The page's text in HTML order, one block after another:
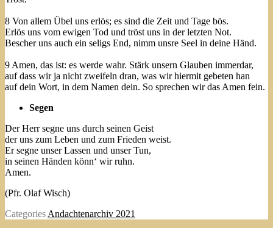
8 Von allem Übel uns erlös; es sind die Zeit und Tage bös.
Erlös uns vom ewigen Tod und tröst uns in der letzten Not.
Bescher uns auch ein seligs End, nimm unsre Seel in deine Händ.
9 Amen, das ist: es werde wahr. Stärk unsern Glauben immerdar,
auf dass wir ja nicht zweifeln dran, was wir hiermit gebeten han
auf dein Wort, in dem Namen dein. So sprechen wir das Amen fein.
Segen
Der Herr segne uns durch seinen Geist
der uns zum Leben und zum Frieden weist.
Er segne unser Lassen und unser Tun,
in seinen Händen könn‘ wir ruhn.
Amen.
(Pfr. Olaf Wisch)
Categories Andachtenarchiv 2021